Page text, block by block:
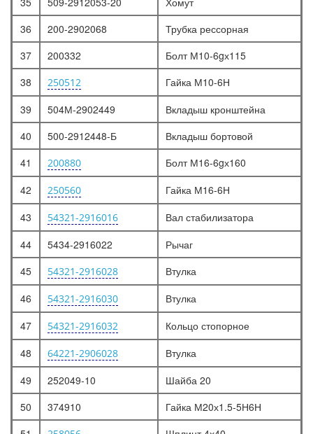
36
200-2902068
Трубка рессорная
37
200332
Болт М10-6gх115
38
250512
Гайка М10-6Н
39
504М-2902449
Вкладыш кронштейна
40
500-2912448-Б
Вкладыш бортовой
41
200880
Болт М16-6gх160
42
250560
Гайка М16-6Н
43
54321-2916016
Вал стабилизатора
44
5434-2916022
Рычаг
45
54321-2916028
Втулка
46
54321-2916030
Втулка
47
54321-2916032
Кольцо стопорное
48
64221-2906028
Втулка
49
252049-10
Шайба 20
50
374910
Гайка М20х1.5-5Н6Н